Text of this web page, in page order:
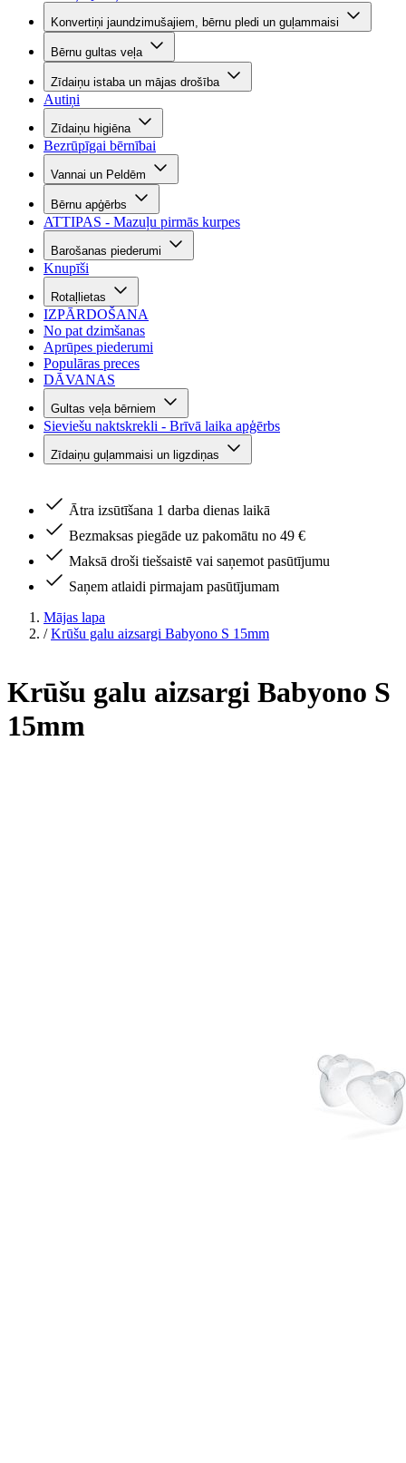
Konvertiņi jaundzimušajiem, bērnu pledi un guļammaisi
Bērnu gultas veļa
Zīdaiņu istaba un mājas drošība
Autiņi
Zīdaiņu higiēna
Bezrūpīgai bērnībai
Vannai un Peldēm
Bērnu apģērbs
ATTIPAS - Mazuļu pirmās kurpes
Barošanas piederumi
Knupīši
Rotaļlietas
IZPĀRDOŠANA
No pat dzimšanas
Aprūpes piederumi
Populāras preces
DĀVANAS
Gultas veļa bērniem
Sieviešu naktskrekli - Brīvā laika apģērbs
Zīdaiņu guļammaisi un ligzdiņas
Ātra izsūtīšana 1 darba dienas laikā
Bezmaksas piegāde uz pakomātu no 49 €
Maksā droši tiešsaistē vai saņemot pasūtījumu
Saņem atlaidi pirmajam pasūtījumam
Mājas lapa
/ Krūšu galu aizsargi Babyono S 15mm
Krūšu galu aizsargi Babyono S
15mm